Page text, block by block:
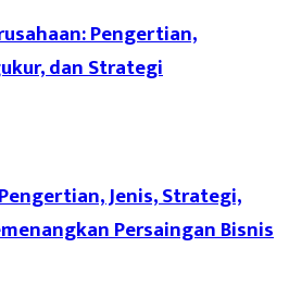
Pengertian,
dan Strategi
Jenis, Strategi,
Persaingan Bisnis